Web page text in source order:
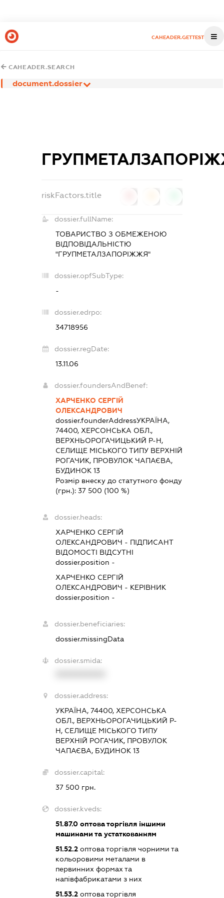
CAHEADER.GETTEST
CAHEADER.SEARCH
document.dossier
riskFactors.title
dossier.fullName:
ТОВАРИСТВО З ОБМЕЖЕНОЮ
ВІДПОВІДАЛЬНІСТЮ
"ГРУПМЕТАЛЗАПОРІЖЖЯ"
dossier.opfSubType:
-
dossier.edrpo:
34718956
dossier.regDate:
13.11.06
dossier.foundersAndBenef:
ХАРЧЕНКО СЕРГІЙ
ОЛЕКСАНДРОВИЧ
dossier.founderAddressУКРАЇНА,
74400, ХЕРСОНСЬКА ОБЛ.,
ВЕРХНЬОРОГАЧИЦЬКИЙ Р-Н,
СЕЛИЩЕ МІСЬКОГО ТИПУ ВЕРХНІЙ
РОГАЧИК, ПРОВУЛОК ЧАПАЄВА,
БУДИНОК 13
Розмір внеску до статутного фонду
(грн.): 37 500 (100 %)
dossier.heads:
ХАРЧЕНКО СЕРГІЙ
ОЛЕКСАНДРОВИЧ - ПІДПИСАНТ
ВІДОМОСТІ ВІДСУТНІ
dossier.position -
ХАРЧЕНКО СЕРГІЙ
ОЛЕКСАНДРОВИЧ - КЕРІВНИК
dossier.position -
dossier.beneficiaries:
dossier.missingData
dossier.smida:
dossier.address:
УКРАЇНА, 74400, ХЕРСОНСЬКА
ОБЛ., ВЕРХНЬОРОГАЧИЦЬКИЙ Р-
Н, СЕЛИЩЕ МІСЬКОГО ТИПУ
ВЕРХНІЙ РОГАЧИК, ПРОВУЛОК
ЧАПАЄВА, БУДИНОК 13
dossier.capital:
37 500 грн.
dossier.kveds:
51.87.0оптова торгівля іншими
машинами та устаткованням
51.52.2оптова торгівля чорними та
кольоровими металами в
первинних формах та
напівфабрикатами з них
51.53.2оптова торгівля